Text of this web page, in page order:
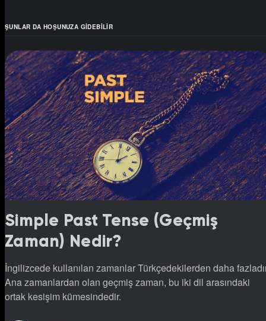
ŞUNLAR DA HOŞUNUZA GIDEBILIR
Simple Past Tense (Geçmiş
Zaman) Nedir?
İngilizcede kullanılan zamanlar Türkçedekilerden daha
Ana zamanlardan olan geçmiş zaman, bu iki dil arasındaki
ortak kesişim kümesindedir.